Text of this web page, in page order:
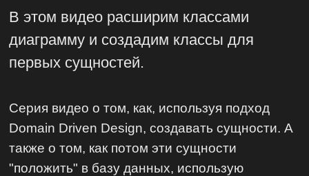
В этом видео расширим классами
диаграмму и создадим классы для
первых сущностей.
Серия видео о том, как, используя подход
Domain Driven Design, создавать сущности. А
также о том, как потом эти сущности
"положить" в базу данных, использую